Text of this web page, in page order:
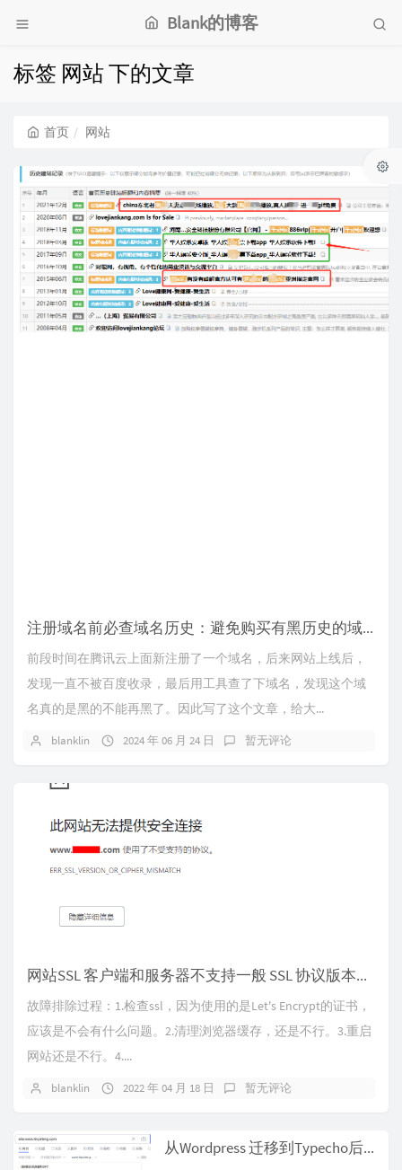
Blank的博客
标签 网站 下的文章
首页 网站
注册域名前必查域名历史：避免购买有黑历史的域名
前段时间在腾讯云上面新注册了一个域名，后来网站上线后，
发现一直不被百度收录，最后用工具查了下域名，发现这个域
名真的是黑的不能再黑了。因此写了这个文章，给大...
blanklin 2024 年 06 月 24 日 暂无评论
网站SSL 客户端和服务器不支持一般 SSL 协议版本或加密套件的解决方案
故障排除过程：1.检查ssl，因为使用的是Let's Encrypt的证书，
应该是不会有什么问题。2.清理浏览器缓存，还是不行。3.重启
网站还是不行。4....
blanklin 2022 年 04 月 18 日 暂无评论
从Wordpress 迁移到Typecho后百度终于重新收录了